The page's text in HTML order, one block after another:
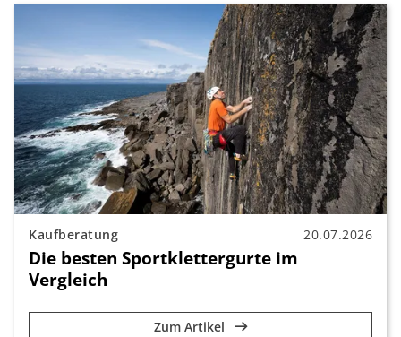
Kaufberatung 20.07.2026
Die besten Sportklettergurte im
Vergleich
Zum Artikel